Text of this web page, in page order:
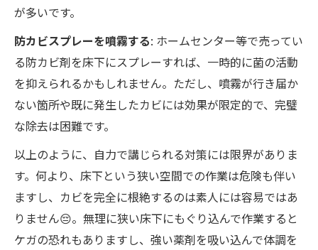
が多いです。
防カビスプレーを噴霧する: ホームセンター等で売ってい
る防カビ剤を床下にスプレーすれば、一時的に菌の活動
を抑えられるかもしれません。ただし、噴霧が行き届か
ない箇所や既に発生したカビには効果が限定的で、完璧
な除去は困難です。
以上のように、自力で講じられる対策には限界がありま
す。何より、床下という狭い空間での作業は危険も伴い
ますし、カビを完全に根絶するのは素人には容易ではあ
りません😔。無理に狭い床下にもぐり込んで作業すると
ケガの恐れもありますし、強い薬剤を吸い込んで体調を